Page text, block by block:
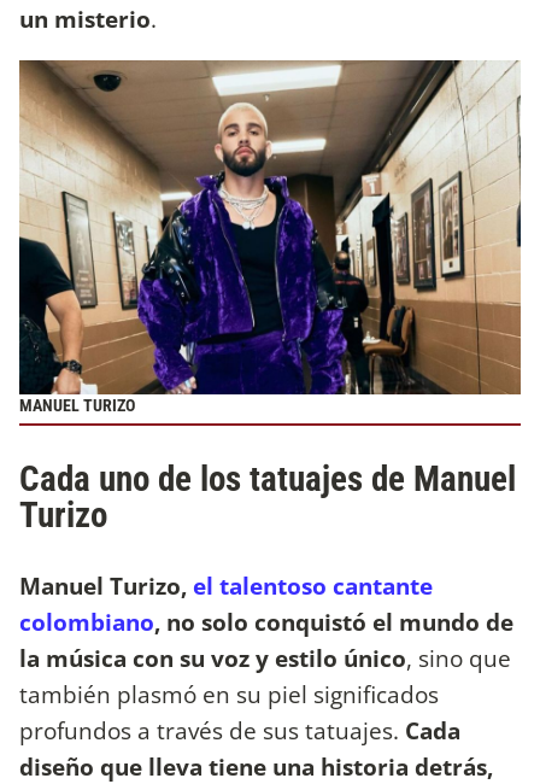
un misterio.
MANUEL TURIZO
Cada uno de los tatuajes de Manuel
Turizo
Manuel Turizo, el talentoso cantante
colombiano, no solo conquistó el mundo de
la música con su voz y estilo único, sino que
también plasmó en su piel significados
profundos a través de sus tatuajes. Cada
diseño que lleva tiene una historia detrás,